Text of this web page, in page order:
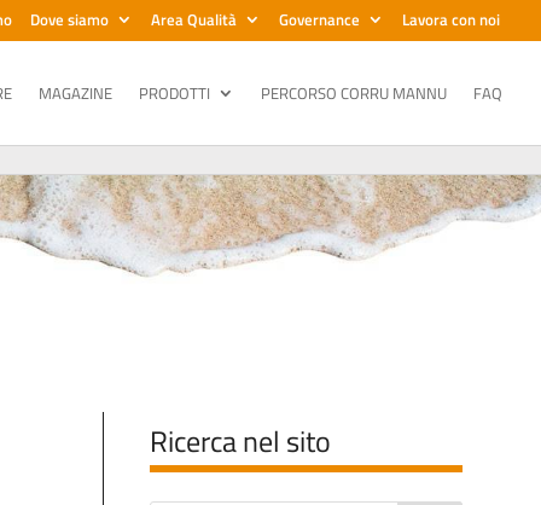
Dove siamo Area Qualità Governance Lavora con noi
MAGAZINE PRODOTTI PERCORSO CORRU MANNU FAQ
Ricerca nel sito